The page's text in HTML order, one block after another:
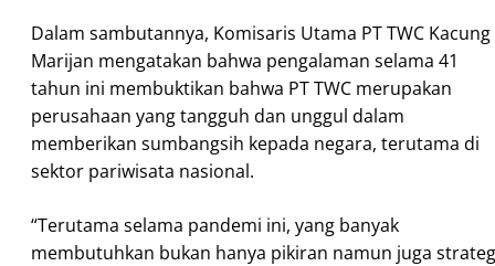
Dalam sambutannya, Komisaris Utama PT TWC Kacung
Marijan mengatakan bahwa pengalaman selama 41
tahun ini membuktikan bahwa PT TWC merupakan
perusahaan yang tangguh dan unggul dalam
memberikan sumbangsih kepada negara, terutama di
sektor pariwisata nasional.
“Terutama selama pandemi ini, yang banyak
membutuhkan bukan hanya pikiran namun juga